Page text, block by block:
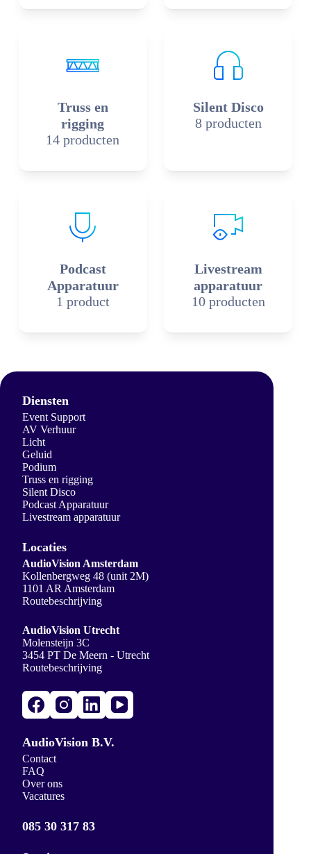
Truss en
rigging
14 producten
Silent Disco
8 producten
Podcast
Apparatuur
1 product
Livestream
apparatuur
10 producten
Diensten
Event Support
AV Verhuur
Licht
Geluid
Podium
Truss en rigging
Silent Disco
Podcast Apparatuur
Livestream apparatuur
Locaties
AudioVision Amsterdam
Kollenbergweg 48 (unit 2M)
1101 AR Amsterdam
Routebeschrijving
AudioVision Utrecht
Molensteijn 3C
3454 PT De Meern - Utrecht
Routebeschrijving
AudioVision B.V.
Contact
FAQ
Over ons
Vacatures
085 30 317 83